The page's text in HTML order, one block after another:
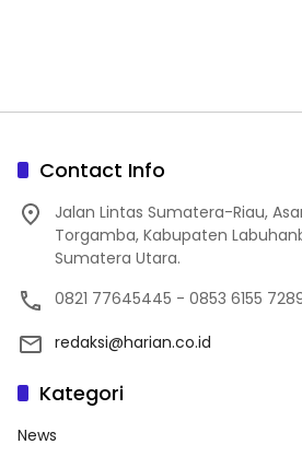
Contact Info
Jalan Lintas Sumatera-Riau,
Torgamba, Kabupaten
Sumatera Utara.
0821 77645445 - 0853 6155
redaksi@harian.co.id
Kategori
News